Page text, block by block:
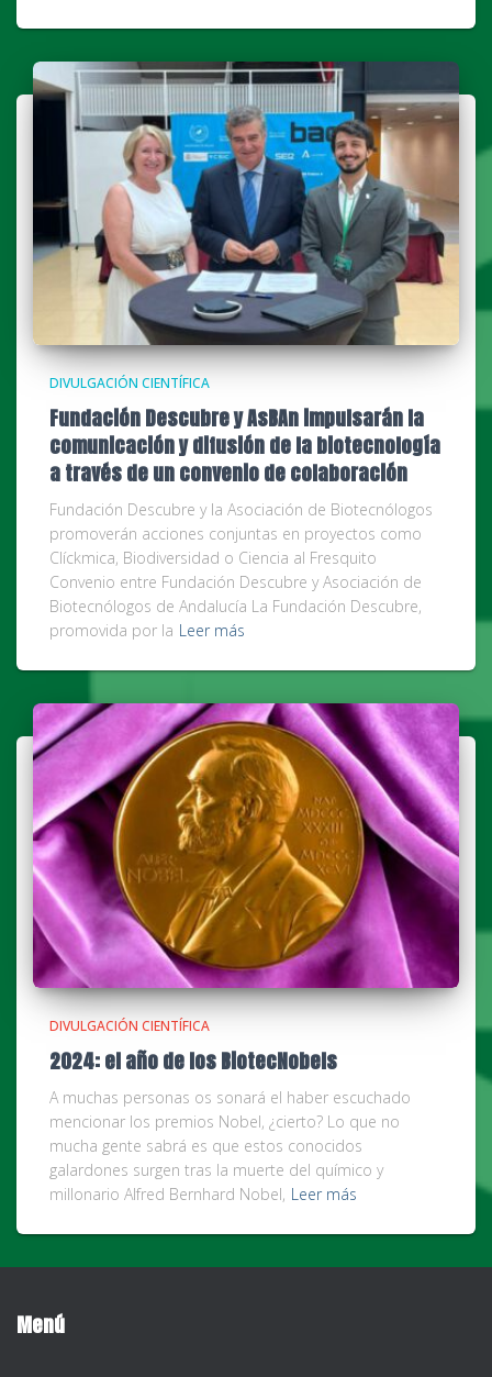
DIVULGACIÓN CIENTÍFICA
Fundación Descubre y AsBAn impulsarán la
comunicación y difusión de la biotecnología
a través de un convenio de colaboración
Fundación Descubre y la Asociación de Biotecnólogos
promoverán acciones conjuntas en proyectos como
Clíckmica, Biodiversidad o Ciencia al Fresquito
Convenio entre Fundación Descubre y Asociación de
Biotecnólogos de Andalucía La Fundación Descubre,
promovida por la Leer más
DIVULGACIÓN CIENTÍFICA
2024: el año de los BiotecNobels
A muchas personas os sonará el haber escuchado
mencionar los premios Nobel, ¿cierto? Lo que no
mucha gente sabrá es que estos conocidos
galardones surgen tras la muerte del químico y
millonario Alfred Bernhard Nobel, Leer más
Menú